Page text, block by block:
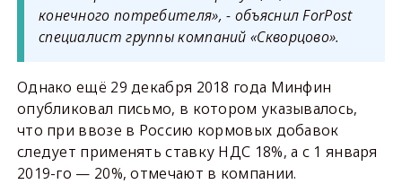
конечного потребителя», - объяснил ForPost
специалист группы компаний «Скворцово».
Однако ещё 29 декабря 2018 года Минфин
опубликовал письмо, в котором указывалось,
что при ввозе в Россию кормовых добавок
следует применять ставку НДС 18%, а с 1 января
2019-го — 20%, отмечают в компании.